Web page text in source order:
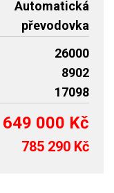
Automatická
převodovka
26000
8902
17098
649 000 Kč
785 290 Kč